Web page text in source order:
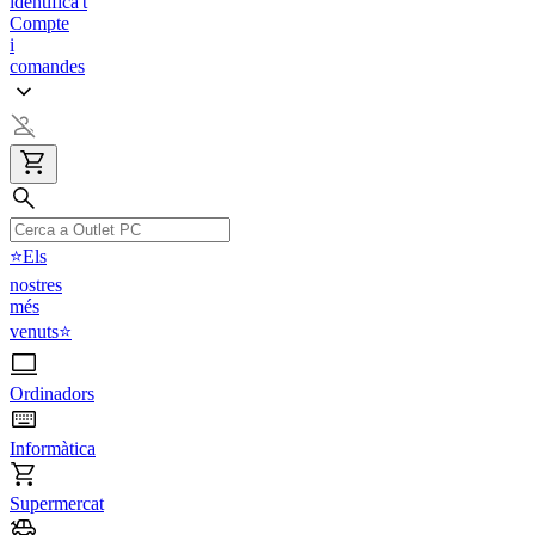
Compte
i
comandes
⭐Els
nostres
més
venuts⭐
Ordinadors
Informàtica
Supermercat